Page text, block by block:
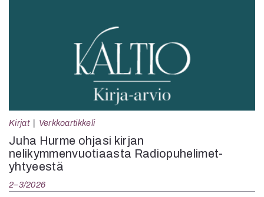
Kirjat Verkkoartikkeli
Juha Hurme ohjasi kirjan
nelikymmenvuotiaasta Radiopuhelimet-
yhtyeestä
2–3/2026